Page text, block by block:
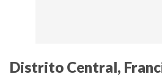
Distrito Central,